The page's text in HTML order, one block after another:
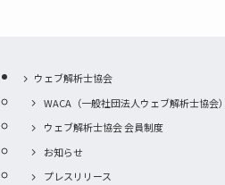
ウェブ解析士協会
WACA（一般社団法人ウェブ解析士協会
ウェブ解析士協会 会員制度
お知らせ
プレスリリース